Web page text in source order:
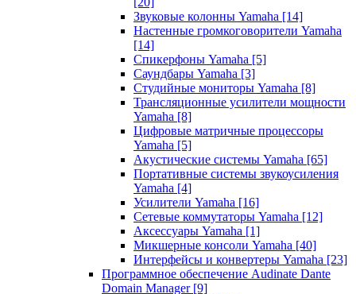
Звуковые колонны Yamaha [14]
Настенные громкоговорители Yamaha
[14]
Спикерфоны Yamaha [5]
Саундбары Yamaha [3]
Студийные мониторы Yamaha [8]
Трансляционные усилители мощности
Yamaha [8]
Цифровые матричные процессоры
Yamaha [5]
Акустические системы Yamaha [65]
Портативные системы звукоусиления
Yamaha [4]
Усилители Yamaha [16]
Сетевые коммутаторы Yamaha [12]
Аксессуары Yamaha [1]
Микшерные консоли Yamaha [40]
Интерфейсы и конвертеры Yamaha [23]
Программное обеспечение Audinate Dante
Domain Manager [9]